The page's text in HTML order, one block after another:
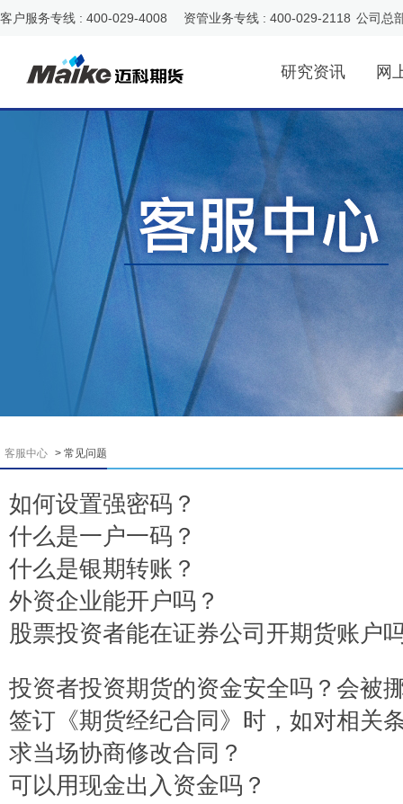
客户服务专线 : 400-029-4008 资管业务专线 : 400-029-2118 公司总
研究资讯 网
客服中心 > 常见问题
如何设置强密码？
什么是一户一码？
什么是银期转账？
外资企业能开户吗？
股票投资者能在证券公司开期货账户
投资者投资期货的资金安全吗？会被
签订《期货经纪合同》时，如对相关
求当场协商修改合同？
可以用现金出入资金吗？